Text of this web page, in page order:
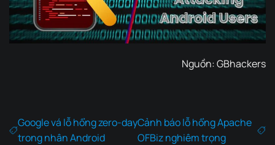
Nguồn:GBhackers
Google vá lỗ hổng zero-day
trong nhân Android
Cảnh báo lỗ hổng Apache
OFBiz nghiêm trọng